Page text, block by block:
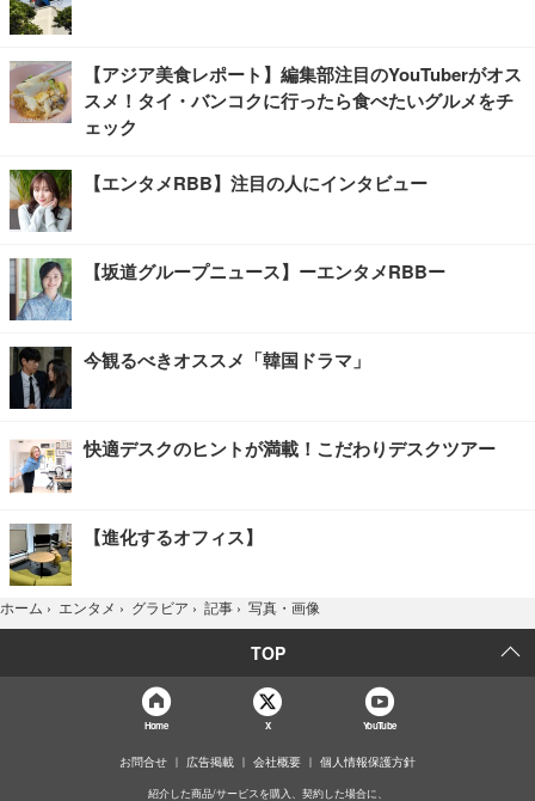
【アジア美食レポート】編集部注目のYouTuberがオス
スメ！タイ・バンコクに行ったら食べたいグルメをチ
ェック
【エンタメRBB】注目の人にインタビュー
【坂道グループニュース】ーエンタメRBBー
今観るべきオススメ「韓国ドラマ」
快適デスクのヒントが満載！こだわりデスクツアー
【進化するオフィス】
ホーム › エンタメ › グラビア › 記事 › 写真・画像
TOP
Home X YouTube
お問合せ 広告掲載 会社概要 個人情報保護方針
紹介した商品/サービスを購入、契約した場合に、